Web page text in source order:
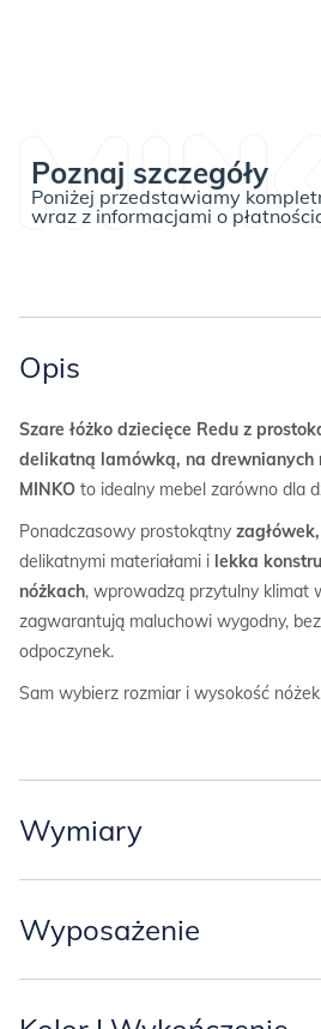
Poznaj szczegóły
Poniżej przedstawiamy
wraz z informacjami o
Opis
Szare łóżko dziecięce Redu z
delikatną lamówką, na drewnianych
MINKO to idealny mebel zarówno dla
Ponadczasowy prostokątny zagłówek,
delikatnymi materiałami i lekka
nóżkach, wprowadzą przytulny klimat
zagwarantują maluchowi wygodny,
odpoczynek.
Sam wybierz rozmiar i wysokość
Wymiary
palety BASIC.
Wyposażenie